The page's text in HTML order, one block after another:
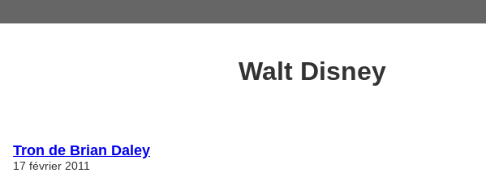
Walt Disney
Tron de Brian Daley
17 février 2011